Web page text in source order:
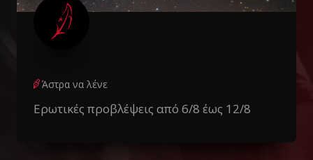
Άστρα να λένε
Ερωτικές προβλέψεις από 6/8 έως 12/8